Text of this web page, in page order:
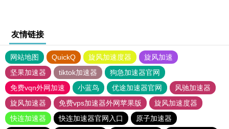
友情链接
网站地图 QuickQ 旋风加速度器
旋风加速
坚果加速器
tiktok加速器
狗急加速器官网
免费vqn外网加速
小蓝鸟 优途加速器官网
风驰加速器
旋风加速器
免费vps加速器外网苹果版
旋风加速度器
快连加速器
快连加速器官网入口
原子加速器